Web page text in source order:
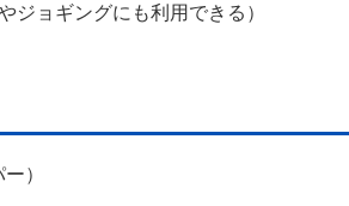
ジョギングにも利用できる）
）